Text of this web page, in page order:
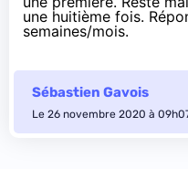
une huitième fois.
semaines/mois.
Sébastien Gavois
Le 26 novembre 2020 à